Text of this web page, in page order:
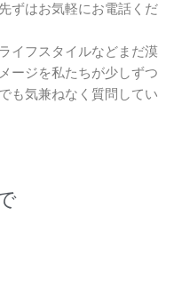
ずはお気軽にお電話くだ
イフスタイルなどまだ漠
ージを私たちが少しずつ
も気兼ねなく質問してい